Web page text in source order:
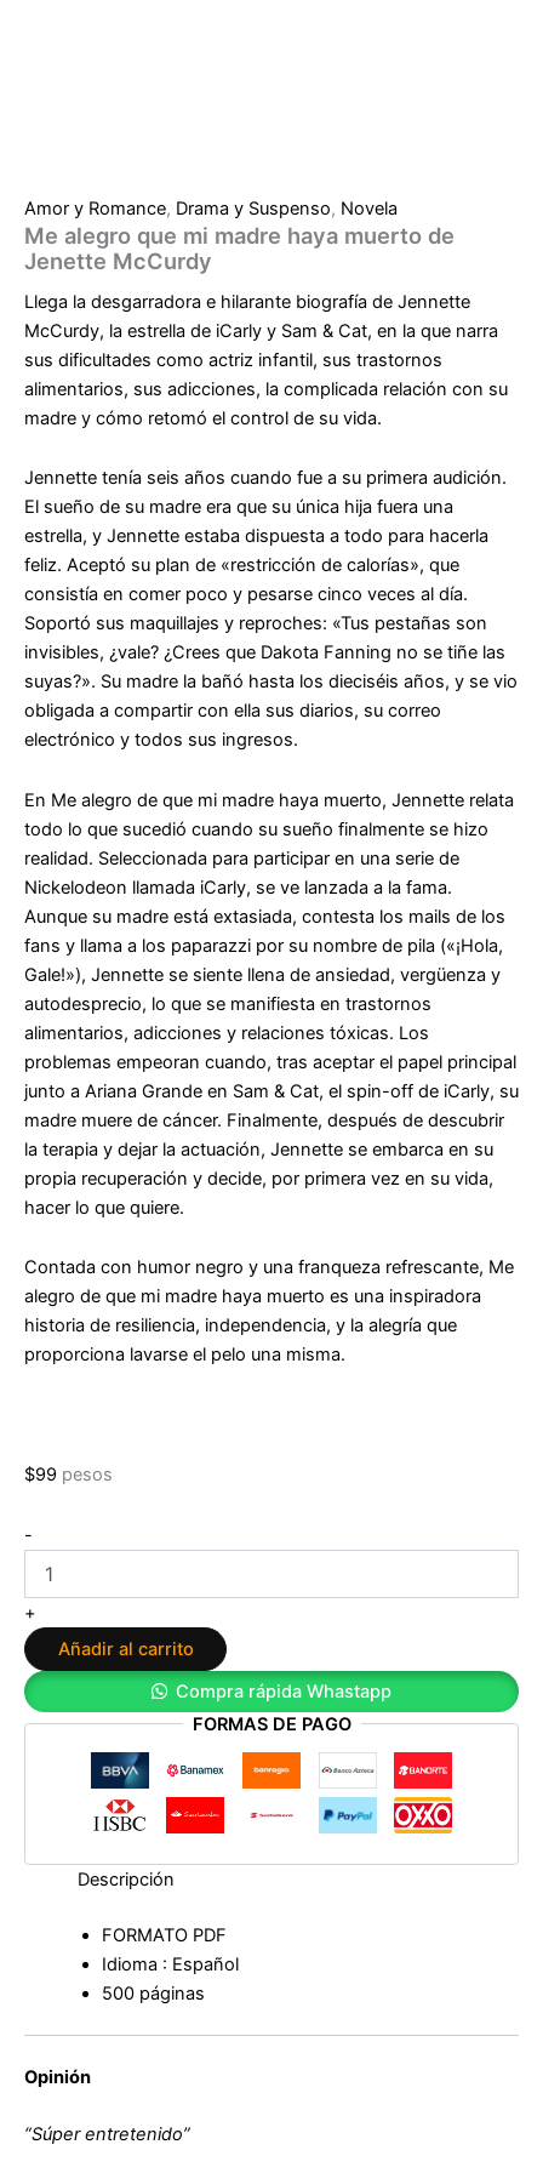
Amor y Romance, Drama y Suspenso, Novela
Me alegro que mi madre haya muerto de
Jenette McCurdy
Llega la desgarradora e hilarante biografía de Jennette
McCurdy, la estrella de iCarly y Sam & Cat, en la que narra
sus dificultades como actriz infantil, sus trastornos
alimentarios, sus adicciones, la complicada relación con su
madre y cómo retomó el control de su vida.
Jennette tenía seis años cuando fue a su primera audición.
El sueño de su madre era que su única hija fuera una
estrella, y Jennette estaba dispuesta a todo para hacerla
feliz. Aceptó su plan de «restricción de calorías», que
consistía en comer poco y pesarse cinco veces al día.
Soportó sus maquillajes y reproches: «Tus pestañas son
invisibles, ¿vale? ¿Crees que Dakota Fanning no se tiñe las
suyas?». Su madre la bañó hasta los dieciséis años, y se vio
obligada a compartir con ella sus diarios, su correo
electrónico y todos sus ingresos.
En Me alegro de que mi madre haya muerto, Jennette relata
todo lo que sucedió cuando su sueño finalmente se hizo
realidad. Seleccionada para participar en una serie de
Nickelodeon llamada iCarly, se ve lanzada a la fama.
Aunque su madre está extasiada, contesta los mails de los
fans y llama a los paparazzi por su nombre de pila («¡Hola,
Gale!»), Jennette se siente llena de ansiedad, vergüenza y
autodesprecio, lo que se manifiesta en trastornos
alimentarios, adicciones y relaciones tóxicas. Los
problemas empeoran cuando, tras aceptar el papel principal
junto a Ariana Grande en Sam & Cat, el spin-off de iCarly, su
madre muere de cáncer. Finalmente, después de descubrir
la terapia y dejar la actuación, Jennette se embarca en su
propia recuperación y decide, por primera vez en su vida,
hacer lo que quiere.
Contada con humor negro y una franqueza refrescante, Me
alegro de que mi madre haya muerto es una inspiradora
historia de resiliencia, independencia, y la alegría que
proporciona lavarse el pelo una misma.
$99 pesos
-
alegro
que
mi
madre
haya
muerto
Jenette
McCurdy
+
Añadir al carrito
Compra rápida Whastapp
FORMAS DE PAGO
Descripción
FORMATO PDF
Idioma : Español
500 páginas
Opinión
“Súper entretenido”